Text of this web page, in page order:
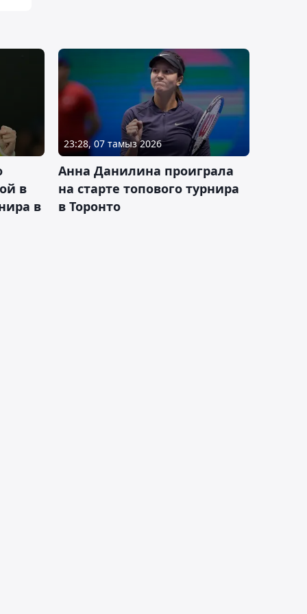
в
в
23:28, 07 тамыз 2026
Анна Данилина проиграла
на старте топового турнира
в Торонто